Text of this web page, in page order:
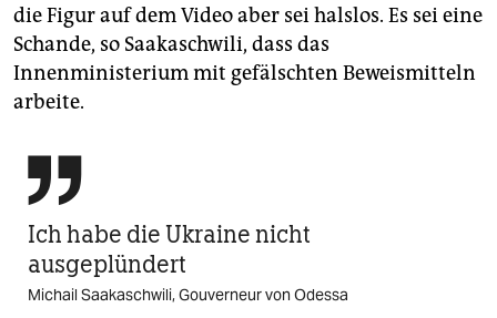
die Figur auf dem Video aber sei halslos. Es sei eine
Schande, so Saakaschwili, dass das
Innenministerium mit gefälschten Beweismitteln
arbeite.

Ich habe die Ukraine nicht
ausgeplündert
Michail Saakaschwili, Gouverneur von Odessa